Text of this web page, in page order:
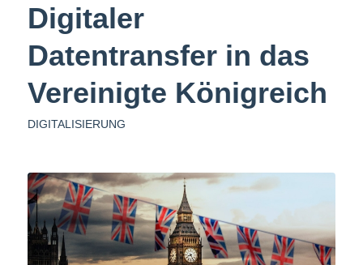
Digitaler
Datentransfer in das
Vereinigte Königreich
DIGITALISIERUNG